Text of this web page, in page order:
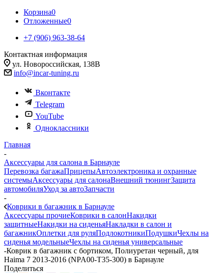
Корзина0
Отложенные0
+7 (906) 963-38-64
Контактная информация
ул. Новороссийская, 138В
info@incar-tuning.ru
Вконтакте
Telegram
YouTube
Одноклассники
Главная
-
Аксессуары для салона в Барнауле
Перевозка багажаПрицепыАвтоэлектроника и охранные
системыАксессуары для салонаВнешний тюнингЗащита
автомобиляУход за автоЗапчасти
-
Коврики в багажник в Барнауле
Аксессуары прочиеКоврики в салонНакидки
защитныеНакидки на сиденьяНакладки в салон и
багажникОплетки для руляПодлокотникиПодушкиЧехлы на
сиденья модельныеЧехлы на сиденья универсальные
-Коврик в багажник с бортиком, Полиуретан черный, для
Haima 7 2013-2016 (NPA00-T35-300) в Барнауле
Поделиться